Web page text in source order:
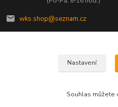
wks.shop@seznam.cz
© Copyright 2021 - Young shop s.r.o.,
Nastavení
Souhlas můžete